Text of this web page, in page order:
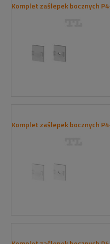
Komplet zaślepek bocznych
Komplet zaślepek bocznych